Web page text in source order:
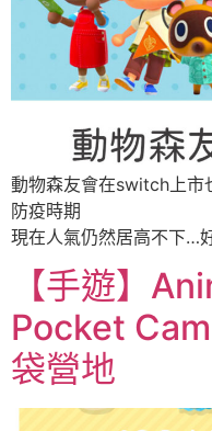
動物森友會在switch上市
防疫時期
現在人氣仍然居高不下…
【手遊】
Pocket
袋營地